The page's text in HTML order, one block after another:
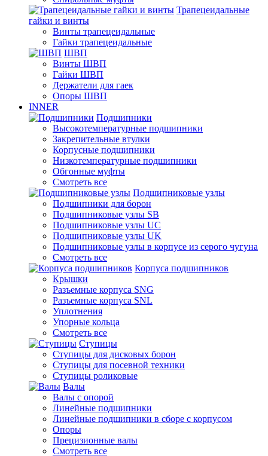
Трапецеидальные
гайки и винты
Винты трапецеидальные
Гайки трапецеидальные
ШВП
Винты ШВП
Гайки ШВП
Держатели для гаек
Опоры ШВП
INNER
Подшипники
Высокотемпературные подшипники
Закрепительные втулки
Корпусные подшипники
Низкотемпературные подшипники
Обгонные муфты
Смотреть все
Подшипниковые узлы
Подшипники для борон
Подшипниковые узлы SB
Подшипниковые узлы UC
Подшипниковые узлы UK
Подшипниковые узлы в корпусе из серого чугуна
Смотреть все
Корпуса подшипников
Крышки
Разъемные корпуса SNG
Разъемные корпуса SNL
Уплотнения
Упорные кольца
Смотреть все
Ступицы
Ступицы для дисковых борон
Ступицы для посевной техники
Ступицы роликовые
Валы
Валы с опорой
Линейные подшипники
Линейные подшипники в сборе с корпусом
Опоры
Прецизионные валы
Смотреть все